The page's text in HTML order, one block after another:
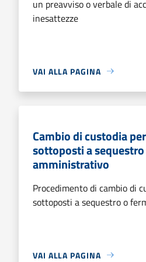
un preavviso o verbale di
inesattezze
VAI ALLA PAGINA
Cambio di custodia
sottoposti a
amministrativo
Procedimento di cambio di
sottoposti a sequestro o
VAI ALLA PAGINA